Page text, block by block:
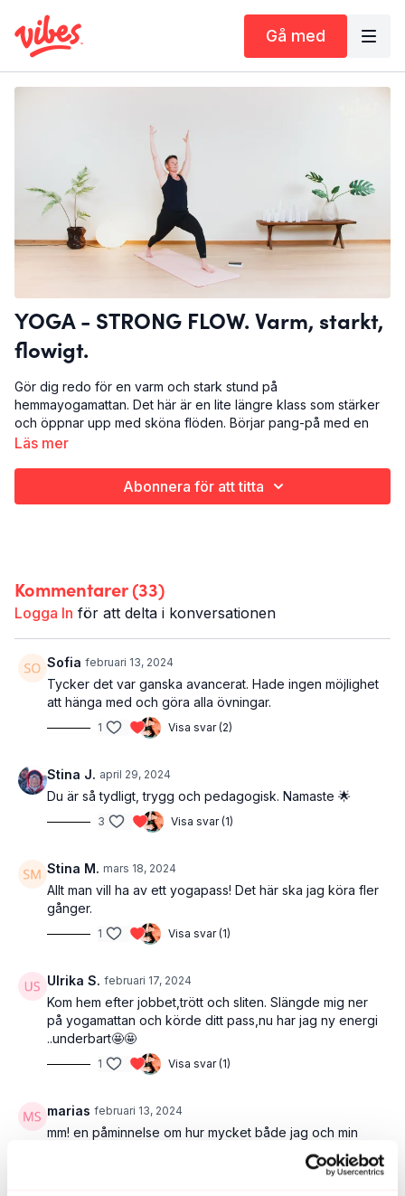
Gå med
YOGA - STRONG FLOW. Varm, starkt,
flowigt.
Gör dig redo för en varm och stark stund på
hemmayogamattan. Det här är en lite längre klass som stärker
och öppnar upp med sköna flöden. Börjar pang-på med en
styrkeövning för höfterna och magen. Lite stretch och sedan
Det här är Yoga - strong flow:
Det här träningspasset ingår i programmet
som tar dig tillbaka upp i sadeln igen.
Läs mer
Abonnera för att titta
Kommentarer (33)
Logga In för att delta i konversationen
Sofia februari 13, 2024
Tycker det var ganska avancerat. Hade ingen möjlighet
att hänga med och göra alla övningar.
1 Visa svar (2)
Stina J. april 29, 2024
Du är så tydligt, trygg och pedagogisk. Namaste 🌟
3 Visa svar (1)
Stina M. mars 18, 2024
Allt man vill ha av ett yogapass! Det här ska jag köra fler
gånger.
1 Visa svar (1)
Ulrika S. februari 17, 2024
Kom hem efter jobbet,trött och sliten. Slängde mig ner
på yogamattan och körde ditt pass,nu har jag ny energi
..underbart🤩🤩
1 Visa svar (1)
marias februari 13, 2024
mm! en påminnelse om hur mycket både jag och min
kropp saknart och önskar mer yoga framöver! du är